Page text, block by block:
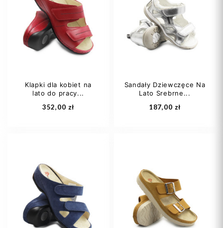
37
38
39
40 +1
Dodaj do koszyka
34
36
37
Dodaj do koszyka
Klapki dla kobiet na
lato do pracy...
352,00 zł
35,5
36 1/3
37,5
+1
Sandały Dziewczęce Na
Lato Srebrne...
187,00 zł
28
30
31 +6